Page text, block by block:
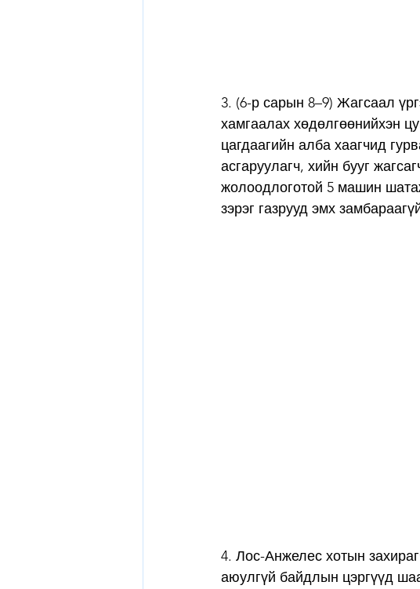
3. (6-р сарын 8–9) Жагсаал
хамгаалах хөдөлгөөнийхэн
цагдаагийн алба хаагчид
асгаруулагч, хийн бууг
жолоодлоготой 5 машин
зэрэг газрууд эмх
4. Лос-Анжелес хотын
аюулгүй байдлын цэргүүд